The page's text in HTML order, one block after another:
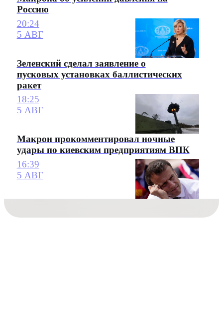
Россию
20:24
5 АВГ
Зеленский сделал заявление о
пусковых установках баллистических
ракет
18:25
5 АВГ
Макрон прокомментировал ночные
удары по киевским предприятиям ВПК
16:39
5 АВГ